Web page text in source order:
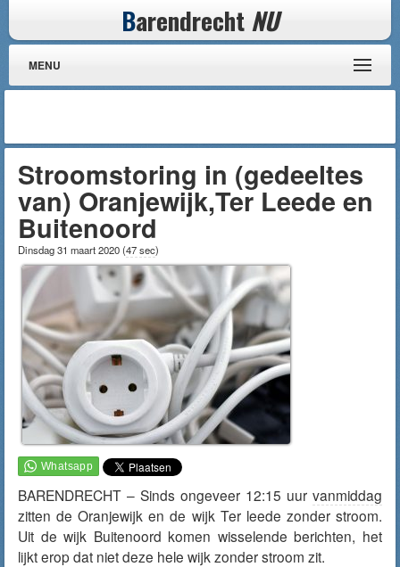
Barendrecht NU
MENU
Stroomstoring in (gedeeltes
van) Oranjewijk,Ter Leede en
Buitenoord
Dinsdag 31 maart 2020(47 sec)
BARENDRECHT – Sinds ongeveer 12:15 uur vanmiddag
zitten de Oranjewijk en de wijk Ter leede zonder stroom.
Uit de wijk Buitenoord komen wisselende berichten, het
lijkt erop dat niet deze hele wijk zonder stroom zit.